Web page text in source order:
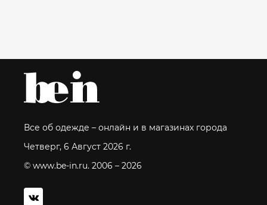
Все об одежде – онлайн и в магазинах города
Четверг, 6 Август 2026 г.
© www.be-in.ru. 2006 – 2026